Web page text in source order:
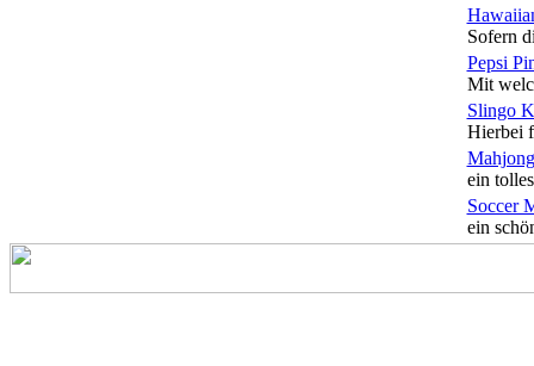
Sofern
Pepsi
Mit
Slingo
Hierbei
ein
Soccer
ein